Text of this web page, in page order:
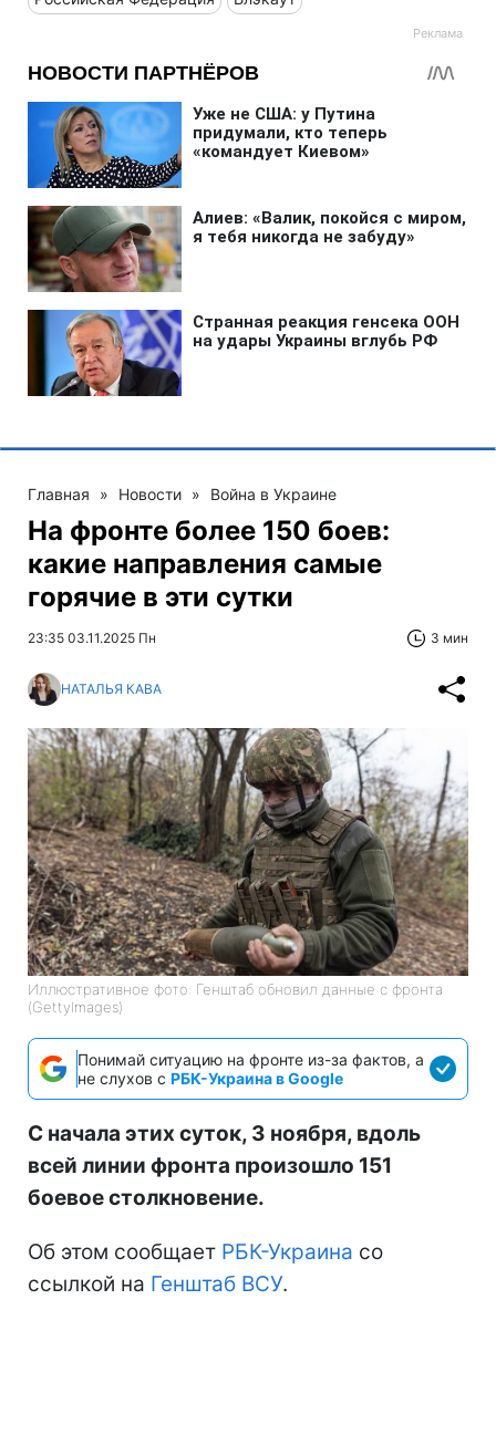
Главная » Новости » Война в Украине
На фронте более 150 боев:
какие направления самые
горячие в эти сутки
23:35 03.11.2025 Пн 3 мин
НАТАЛЬЯ КАВА
Иллюстративное фото: Генштаб обновил данные с фронта
(GettyImages)
Понимай ситуацию на фронте из-за фактов, а
не слухов с РБК-Украина в Google
С начала этих суток, 3 ноября, вдоль
всей линии фронта произошло 151
боевое столкновение.
Об этом сообщает РБК-Украина со
ссылкой на Генштаб ВСУ.